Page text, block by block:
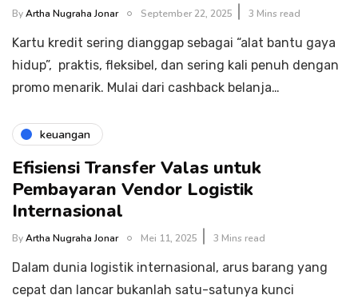
ByArtha Nugraha Jonar September 22, 2025 3 Mins read
Kartu kredit sering dianggap sebagai “alat bantu gaya
hidup”, praktis, fleksibel, dan sering kali penuh dengan
promo menarik. Mulai dari cashback belanja…
keuangan
Efisiensi Transfer Valas untuk
Pembayaran Vendor Logistik
Internasional
ByArtha Nugraha Jonar Mei 11, 2025 3 Mins read
Dalam dunia logistik internasional, arus barang yang
cepat dan lancar bukanlah satu-satunya kunci